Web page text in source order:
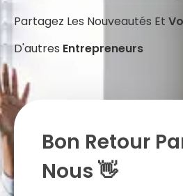
Partagez Les Nouveautés Et
D'autres Entrepreneurs
Bon Retour
Nous 👋